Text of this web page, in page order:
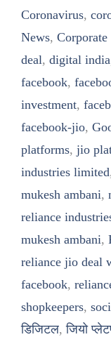
Coronavirus,
News,
deal, digital india
facebook,
investment,
facebook-jio,
platforms, jio
industries limited
mukesh ambani,
reliance
mukesh ambani,
reliance jio deal
facebook,
shopkeepers,
डिजिटल,जियो